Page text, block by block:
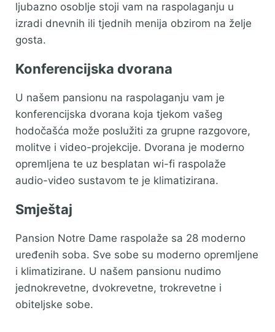
ljubazno osoblje stoji vam na raspolaganju u
izradi dnevnih ili tjednih menija obzirom na želje
gosta.
Konferencijska dvorana
U našem pansionu na raspolaganju vam je
konferencijska dvorana koja tjekom vašeg
hodočašća može poslužiti za grupne razgovore,
molitve i video-projekcije. Dvorana je moderno
opremljena te uz besplatan wi-fi raspolaže
audio-video sustavom te je klimatizirana.
Smještaj
Pansion Notre Dame raspolaže sa 28 moderno
uređenih soba. Sve sobe su moderno opremljene
i klimatizirane. U našem pansionu nudimo
jednokrevetne, dvokrevetne, trokrevetne i
obiteljske sobe.